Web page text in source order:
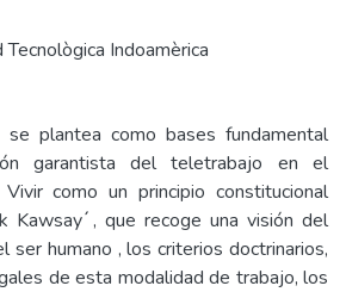
Indoamèrica
plantea como bases fundamental
garantista del teletrabajo en el
como un principio constitucional
Kawsay ́, que recoge una visión del
ser humano , los criterios doctrinarios,
de esta modalidad de trabajo, los